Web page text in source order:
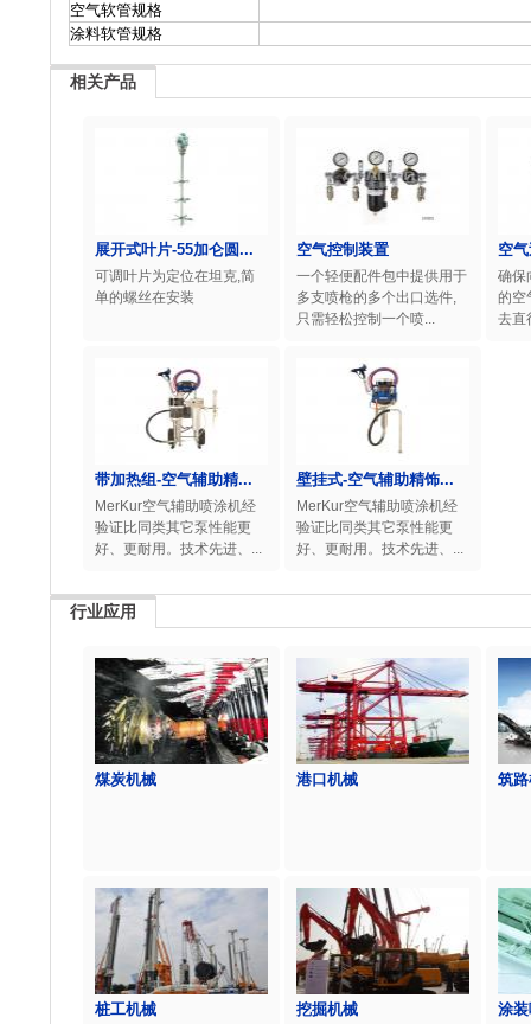
空气软管规格
涂料软管规格
相关产品
展开式叶片-55加仑圆...
可调叶片为定位在坦克,简
单的螺丝在安装
空气控制装置
一个轻便配件包中提供用于
多支喷枪的多个出口选件,
只需轻松控制一个喷...
空
确保
的空
去直
带加热组-空气辅助精...
MerKur空气辅助喷涂机经
验证比同类其它泵性能更
好、更耐用。技术先进、...
壁挂式-空气辅助精饰...
MerKur空气辅助喷涂机经
验证比同类其它泵性能更
好、更耐用。技术先进、...
行业应用
煤炭机械 港口机械 筑
桩工机械 挖掘机械 涂